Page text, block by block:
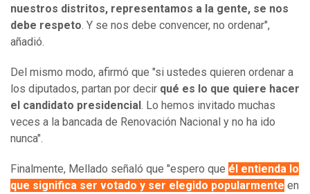
nuestros distritos, representamos a la gente, se nos
debe respeto. Y se nos debe convencer, no ordenar",
añadió.
Del mismo modo, afirmó que "si ustedes quieren ordenar a
los diputados, partan por decir qué es lo que quiere hacer
el candidato presidencial . Lo hemos invitado muchas
veces a la bancada de Renovación Nacional y no ha ido
nunca".
Finalmente, Mellado señaló que "espero que él entienda lo
que significa ser votado y ser elegido popularmente en